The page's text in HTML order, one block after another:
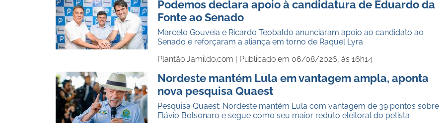
Podemos declara apoio à candidatura de Eduardo da
Fonte ao Senado
Marcelo Gouveia e Ricardo Teobaldo anunciaram apoio ao candidato ao
Senado e reforçaram a aliança em torno de Raquel Lyra
Plantão Jamildo.com | Publicado em 06/08/2026, às 16h14
Nordeste mantém Lula em vantagem ampla, aponta
nova pesquisa Quaest
Pesquisa Quaest: Nordeste mantém Lula com vantagem de 39 pontos sobre
Flávio Bolsonaro e segue como seu maior reduto eleitoral do petista